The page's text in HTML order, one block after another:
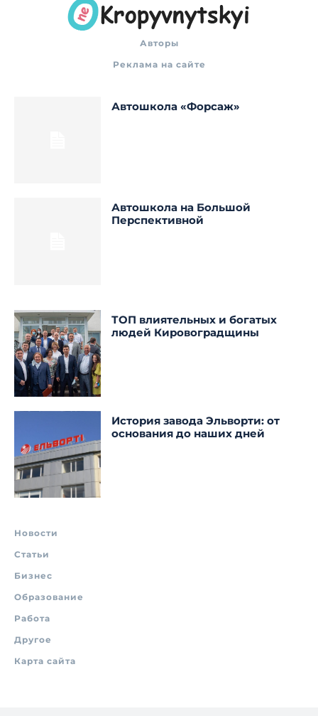
Авторы
Реклама на сайте
Автошкола «Форсаж»
Автошкола на Большой
Перспективной
ТОП влиятельных и богатых
людей Кировоградщины
История завода Эльворти: от
основания до наших дней
Новости
Статьи
Бизнес
Образование
Работа
Другое
Карта сайта